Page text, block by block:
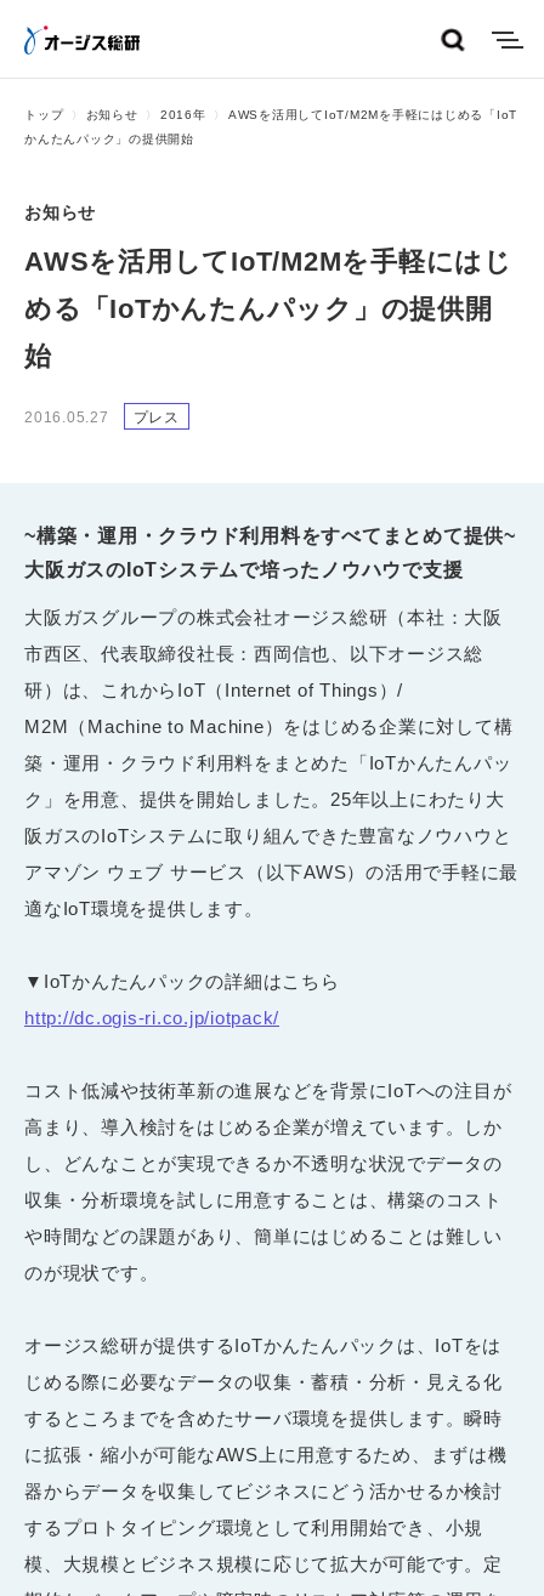
トップ お知らせ 2016年
AWSを活用してIoT/M2Mを手軽にはじめる「IoT
かんたんパック」の提供開始
お知らせ
AWSを活用してIoT/M2Mを手軽にはじ
める「IoTかんたんパック」の提供開
始
2016.05.27 プレス
~構築・運用・クラウド利用料をすべてまとめて提供~
大阪ガスのIoTシステムで培ったノウハウで支援
大阪ガスグループの株式会社オージス総研（本社：大阪
市西区、代表取締役社長：西岡信也、以下オージス総
研）は、これからIoT（Internet of Things）/
M2M（Machine to Machine）をはじめる企業に対して構
築・運用・クラウド利用料をまとめた「IoTかんたんパッ
ク」を用意、提供を開始しました。25年以上にわたり大
阪ガスのIoTシステムに取り組んできた豊富なノウハウと
アマゾン ウェブ サービス（以下AWS）の活用で手軽に最
適なIoT環境を提供します。
▼IoTかんたんパックの詳細はこちら
http://dc.ogis-ri.co.jp/iotpack/
コスト低減や技術革新の進展などを背景にIoTへの注目が
高まり、導入検討をはじめる企業が増えています。しか
し、どんなことが実現できるか不透明な状況でデータの
収集・分析環境を試しに用意することは、構築のコスト
や時間などの課題があり、簡単にはじめることは難しい
のが現状です。
オージス総研が提供するIoTかんたんパックは、IoTをは
じめる際に必要なデータの収集・蓄積・分析・見える化
するところまでを含めたサーバ環境を提供します。瞬時
に拡張・縮小が可能なAWS上に用意するため、まずは機
器からデータを収集してビジネスにどう活かせるか検討
するプロトタイピング環境として利用開始でき、小規
模、大規模とビジネス規模に応じて拡大が可能です。定